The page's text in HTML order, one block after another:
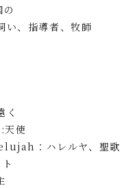
、指導者、牧師
く
使
：ハレルヤ、聖歌